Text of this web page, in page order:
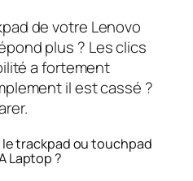
de votre Lenovo
plus ? Les clics
a fortement
il est cassé ?
trackpad ou touchpad
Laptop ?